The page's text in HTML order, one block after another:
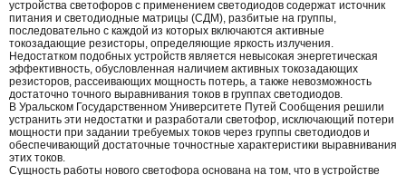
устройства светофоров с применением светодиодов содержат источник
питания и светодиодные матрицы (СДМ), разбитые на группы,
последовательно с каждой из которых включаются активные
токозадающие резисторы, определяющие яркость излучения.
Недостатком подобных устройств является невысокая энергетическая
эффективность, обусловленная наличием активных токозадающих
резисторов, рассеивающих мощность потерь, а также невозможность
достаточно точного выравнивания токов в группах светодиодов.
В Уральском Государственном Университете Путей Сообщения решили
устранить эти недостатки и разработали светофор, исключающий потери
мощности при задании требуемых токов через группы светодиодов и
обеспечивающий достаточные точностные характеристики выравнивания
этих токов.
Сущность работы нового светофора основана на том, что в устройстве